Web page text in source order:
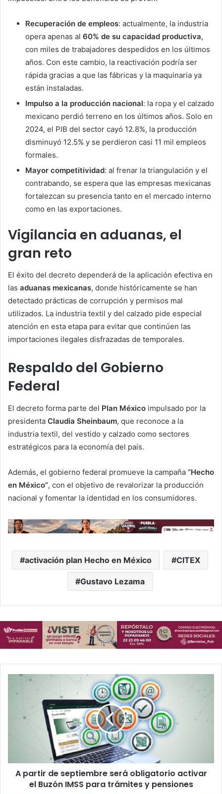
Recuperación de empleos: actualmente, la industria
opera apenas al 60% de su capacidad productiva,
con miles de trabajadores despedidos en los últimos
años. Con este cambio, la reactivación podría ser
rápida gracias a que las fábricas y la maquinaria ya
están instaladas.
Impulso a la producción nacional: la ropa y el calzado
mexicano perdió terreno en los últimos años. Solo en
2024, el PIB del sector cayó 12.8%, la producción
disminuyó 12.5% y se perdieron casi 11 mil empleos
formales.
Mayor competitividad: al frenar la triangulación y el
contrabando, se espera que las empresas mexicanas
fortalezcan su presencia tanto en el mercado interno
como en las exportaciones.
Vigilancia en aduanas, el
gran reto
El éxito del decreto dependerá de la aplicación efectiva en
las aduanas mexicanas, donde históricamente se han
detectado prácticas de corrupción y permisos mal
utilizados. La industria textil y del calzado pide especial
atención en esta etapa para evitar que continúen las
importaciones ilegales disfrazadas de temporales.
Respaldo del Gobierno
Federal
El decreto forma parte del Plan México impulsado por la
presidenta Claudia Sheinbaum, que reconoce a la
industria textil, del vestido y calzado como sectores
estratégicos para la economía del país.
Además, el gobierno federal promueve la campaña “Hecho
en México”, con el objetivo de revalorizar la producción
nacional y fomentar la identidad en los consumidores.
activación plan Hecho en México CITEX
Gustavo Lezama
septiembre
Buzón
IMSSA partir de septiembre será obligatorio activar
el Buzón IMSS para trámites y pensiones